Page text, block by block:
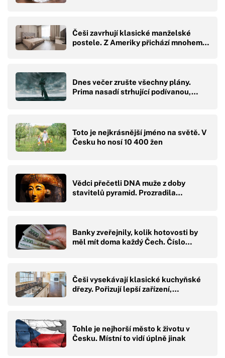
Češi zavrhují klasické manželské
postele. Z Ameriky přichází mnohem…
Dnes večer zrušte všechny plány.
Prima nasadí strhující podívanou,…
Toto je nejkrásnější jméno na světě. V
Česku ho nosí 10 400 žen
Vědci přečetli DNA muže z doby
stavitelů pyramid. Prozradila…
Banky zveřejnily, kolik hotovosti by
měl mít doma každý Čech. Číslo…
Češi vysekávají klasické kuchyňské
dřezy. Pořizují lepší zařízení,…
Tohle je nejhorší město k životu v
Česku. Místní to vidí úplně jinak